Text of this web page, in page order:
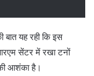
बात यह रही कि इस
सेंटर में रखा टनों
आशंका है।